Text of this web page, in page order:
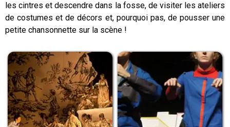
les cintres et descendre dans la fosse, de visiter les ateliers
de costumes et de décors et, pourquoi pas, de pousser une
petite chansonnette sur la scène !